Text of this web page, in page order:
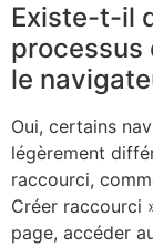
Existe-t-il
processus
le
Oui, certains
légèrement
raccourci,
Créer raccourci
page, accéder